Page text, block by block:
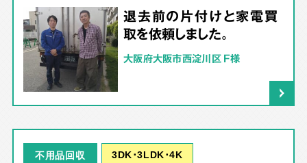
退去前の片付けと家電買
取を依頼しました。
大阪府大阪市西淀川区 F様
不用品回収 3DK･3LDK･4K